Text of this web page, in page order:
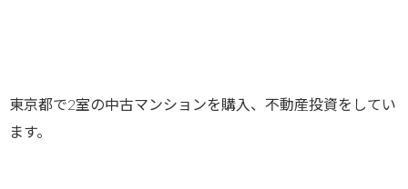
東京都で2室の中古マンションを購入、不動産投資をしてい
ます。